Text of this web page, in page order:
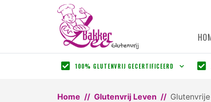
100% GLUTENVRIJ GECERTIFICEERD
Home Glutenvrij Leven